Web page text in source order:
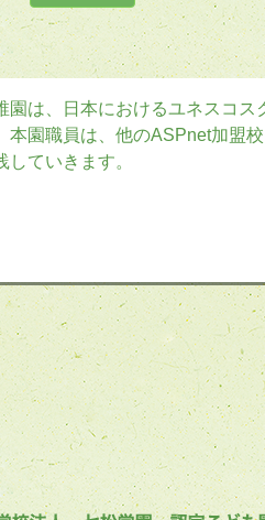
園は、日本におけるユネスコ
本園職員は、他のASPnet加盟
ていきます。